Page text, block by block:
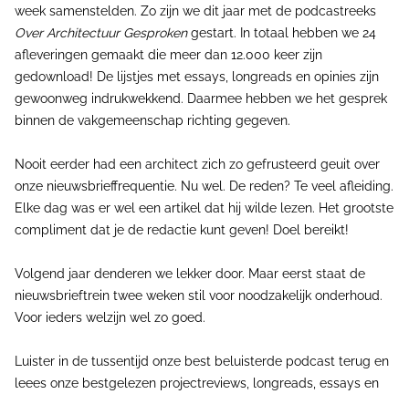
week samenstelden. Zo zijn we dit jaar met de podcastreeks
Over Architectuur Gesprokengestart. In totaal hebben we 24
afleveringen gemaakt die meer dan 12.000 keer zijn
gedownload! De lijstjes met essays, longreads en opinies zijn
gewoonweg indrukwekkend. Daarmee hebben we het gesprek
binnen de vakgemeenschap richting gegeven.
Nooit eerder had een architect zich zo gefrusteerd geuit over
onze nieuwsbrieffrequentie. Nu wel. De reden? Te veel afleiding.
Elke dag was er wel een artikel dat hij wilde lezen. Het grootste
compliment dat je de redactie kunt geven! Doel bereikt!
Volgend jaar denderen we lekker door. Maar eerst staat de
nieuwsbrieftrein twee weken stil voor noodzakelijk onderhoud.
Voor ieders welzijn wel zo goed.
Luister in de tussentijd onze best beluisterde podcast terug en
leees onze bestgelezen projectreviews, longreads, essays en